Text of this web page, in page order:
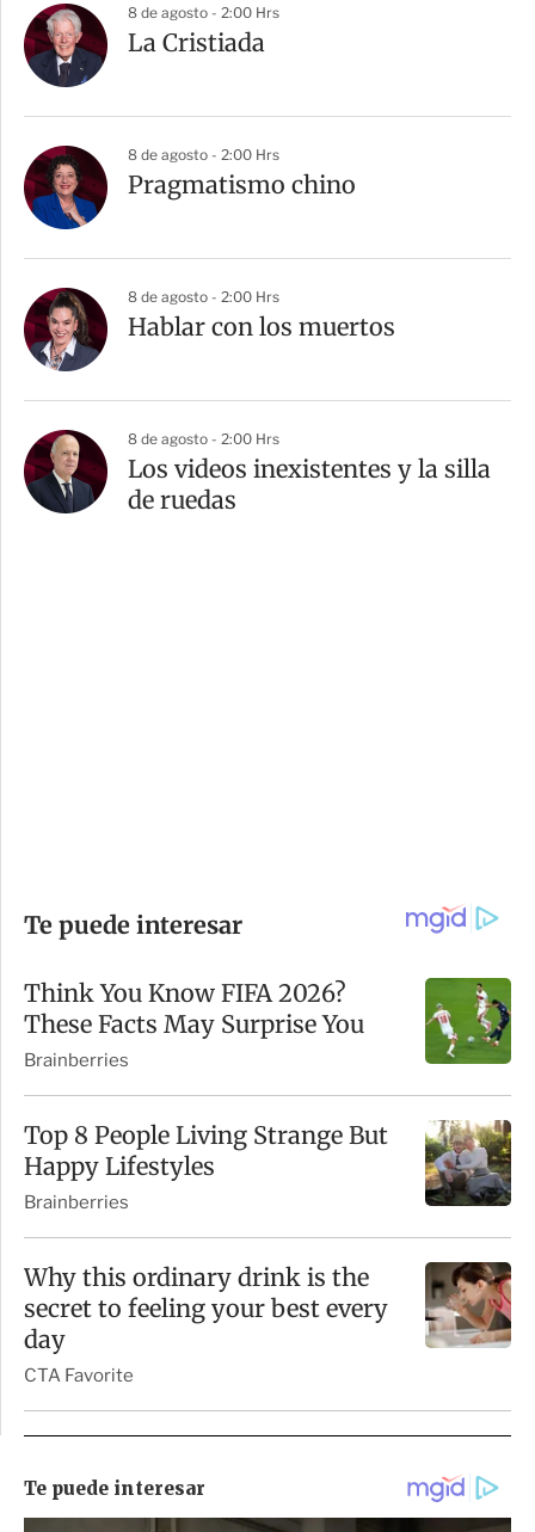
8 de agosto - 2:00 Hrs
La Cristiada
8 de agosto - 2:00 Hrs
Pragmatismo chino
8 de agosto - 2:00 Hrs
Hablar con los muertos
8 de agosto - 2:00 Hrs
Los videos inexistentes y la silla
de ruedas